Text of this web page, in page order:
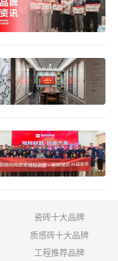
瓷砖十大品牌
质感砖十大品牌
工程推荐品牌